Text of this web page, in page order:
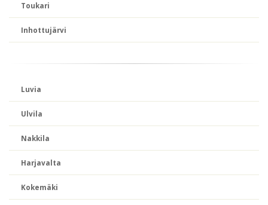
Toukari
Inhottujärvi
Luvia
Ulvila
Nakkila
Harjavalta
Kokemäki